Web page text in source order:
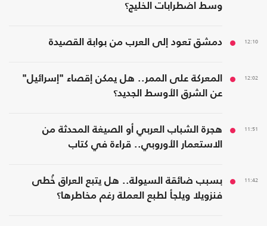
وسط اضطرابات الخليج؟
12:10 دمشق تعود إلى العرب من بوابة القصيدة
12:02
المعركة على الممر.. هل يمكن إقصاء "إسرائيل"
عن الشرق الأوسط الجديد؟
11:51
هجرة الشباب العربي أو الصيغة المحدثة من
الاستعمار الأوروبي.. قراءة في كتاب
11:42
بسبب ضائقة السيولة.. هل يتبع العراق خُطى
فنزويلا ويلجأ لطبع العملة رغم مخاطرها؟